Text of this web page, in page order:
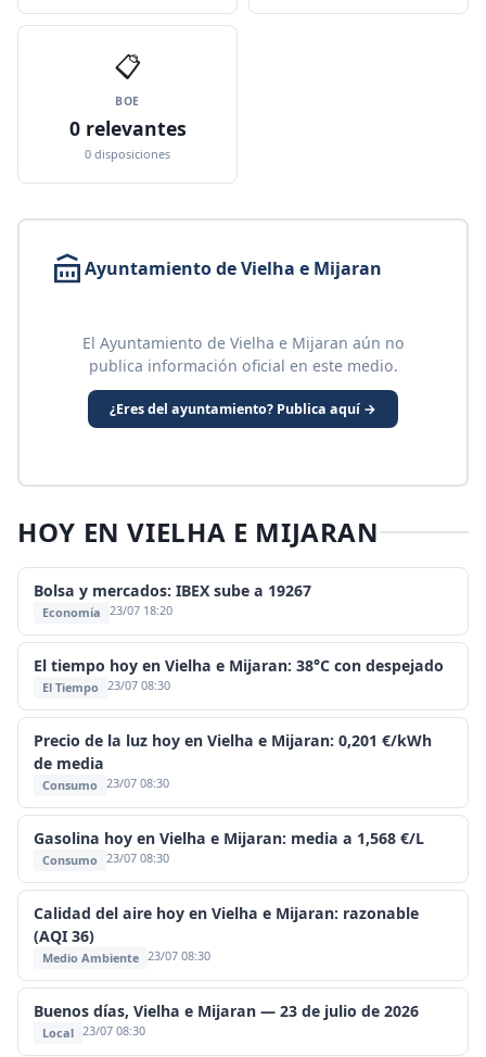
📋
BOE
0 relevantes
0 disposiciones
Ayuntamiento de Vielha e Mijaran
El Ayuntamiento de Vielha e Mijaran aún no
publica información oficial en este medio.
¿Eres del ayuntamiento? Publica aquí →
HOY EN VIELHA E MIJARAN
Bolsa y mercados: IBEX sube a 19267
Economía 23/07 18:20
El tiempo hoy en Vielha e Mijaran: 38°C con despejado
El Tiempo 23/07 08:30
Precio de la luz hoy en Vielha e Mijaran: 0,201 €/kWh
de media
Consumo 23/07 08:30
Gasolina hoy en Vielha e Mijaran: media a 1,568 €/L
Consumo 23/07 08:30
Calidad del aire hoy en Vielha e Mijaran: razonable
(AQI 36)
Medio Ambiente 23/07 08:30
Buenos días, Vielha e Mijaran — 23 de julio de 2026
Local 23/07 08:30